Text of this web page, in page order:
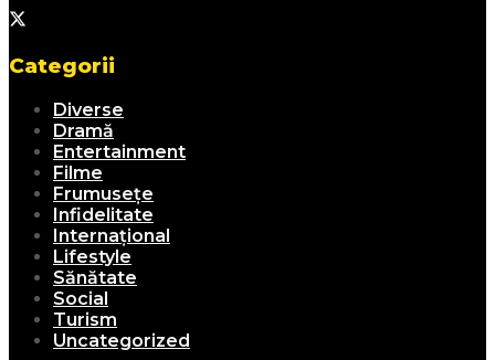
Categorii
Diverse
Dramă
Entertainment
Filme
Frumusețe
Infidelitate
Internațional
Lifestyle
Sănătate
Social
Turism
Uncategorized